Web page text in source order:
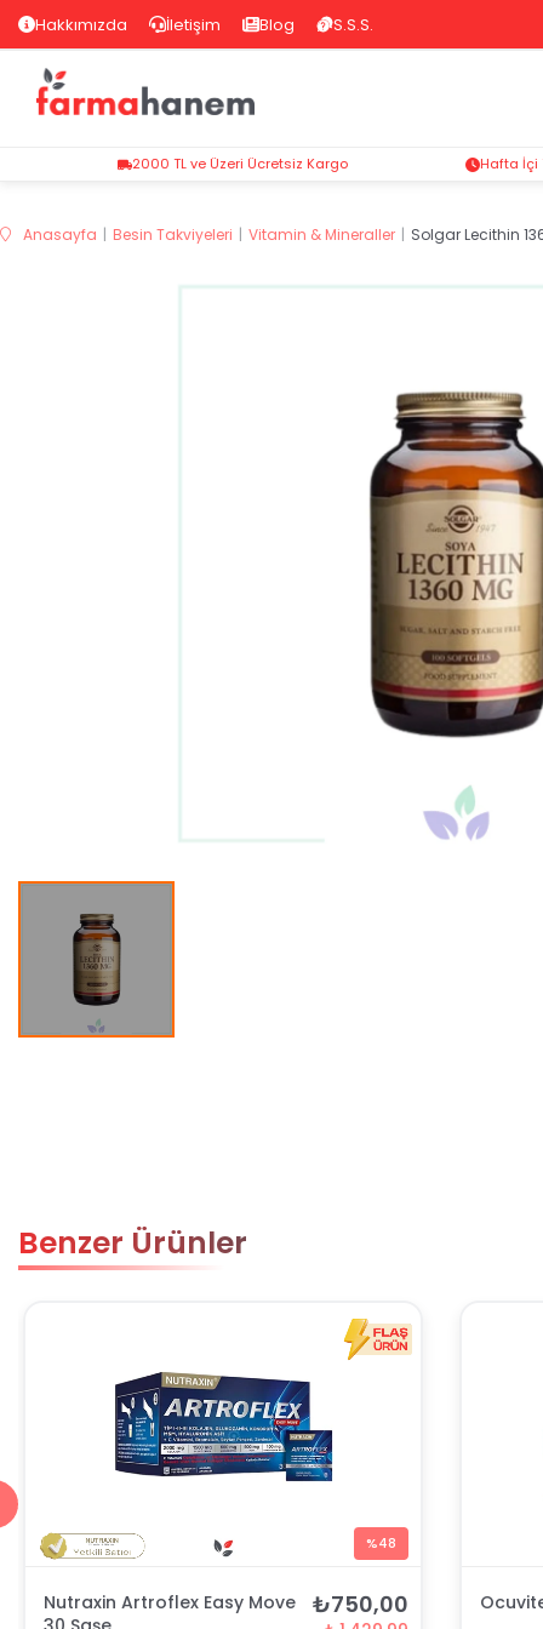
Hakkımızda İletişim Blog S.S.S.
2000 TL ve Üzeri Ücretsiz Kargo Hafta İçi
Anasayfa Besin Takviyeleri Vitamin & Mineraller Solgar Lecithin
Benzer Ürünler
%48
Nutraxin Artroflex Easy Move
₺750,00